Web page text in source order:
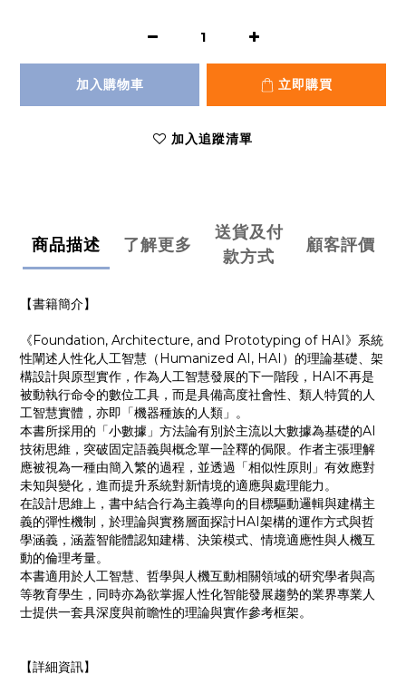
加入購物車 立即購買
加入追蹤清單
商品描述 了解更多
送貨及付
款方式
顧客評價
【書籍簡介】
《Foundation, Architecture, and Prototyping of HAI》系統
性闡述人性化人工智慧（Humanized AI, HAI）的理論基礎、架
構設計與原型實作，作為人工智慧發展的下一階段，HAI不再是
被動執行命令的數位工具，而是具備高度社會性、類人特質的人
工智慧實體，亦即「機器種族的人類」。
本書所採用的「小數據」方法論有別於主流以大數據為基礎的AI
技術思維，突破固定語義與概念單一詮釋的侷限。作者主張理解
應被視為一種由簡入繁的過程，並透過「相似性原則」有效應對
未知與變化，進而提升系統對新情境的適應與處理能力。
在設計思維上，書中結合行為主義導向的目標驅動邏輯與建構主
義的彈性機制，於理論與實務層面探討HAI架構的運作方式與哲
學涵義，涵蓋智能體認知建構、決策模式、情境適應性與人機互
動的倫理考量。
本書適用於人工智慧、哲學與人機互動相關領域的研究學者與高
等教育學生，同時亦為欲掌握人性化智能發展趨勢的業界專業人
士提供一套具深度與前瞻性的理論與實作參考框架。
【詳細資訊】